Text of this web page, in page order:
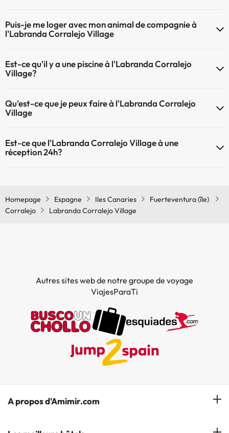
Puis-je me loger avec mon animal de compagnie à
l'Labranda Corralejo Village
sont pas admis.
Est-ce qu'il y a une piscine à l'Labranda Corralejo
Village?
plus d'info sur la piscine et d'autres installations.
Qu'est-ce que je peux faire à l'Labranda Corralejo
Village
(certaines peuvent être payantes) :
Est-ce que l'Labranda Corralejo Village à une
réception 24h?
Homepage Espagne Iles Canaries
Fuerteventura (île)
Corralejo
Labranda Corralejo Village
Autres sites web de notre groupe de voyage
ViajesParaTi
A propos d'Amimir.com
Notre équipe